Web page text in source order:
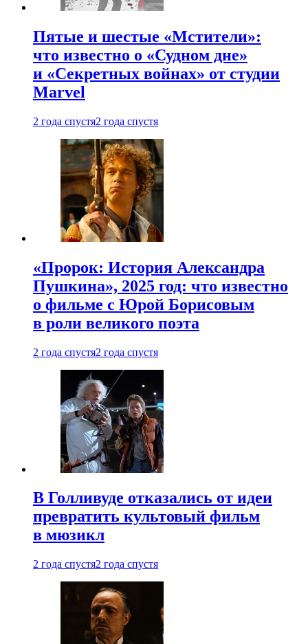
Пятые и шестые «Мстители»:
что известно о «Судном дне»
и «Секретных войнах» от студии
Marvel
2 года спустя2 года спустя
«Пророк: История Александра
Пушкина», 2025 год: что известно
о фильме с Юрой Борисовым
в роли великого поэта
2 года спустя2 года спустя
В Голливуде отказались от идеи
превратить культовый фильм
в мюзикл
2 года спустя2 года спустя